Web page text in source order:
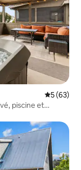
5 (63)
piscine et